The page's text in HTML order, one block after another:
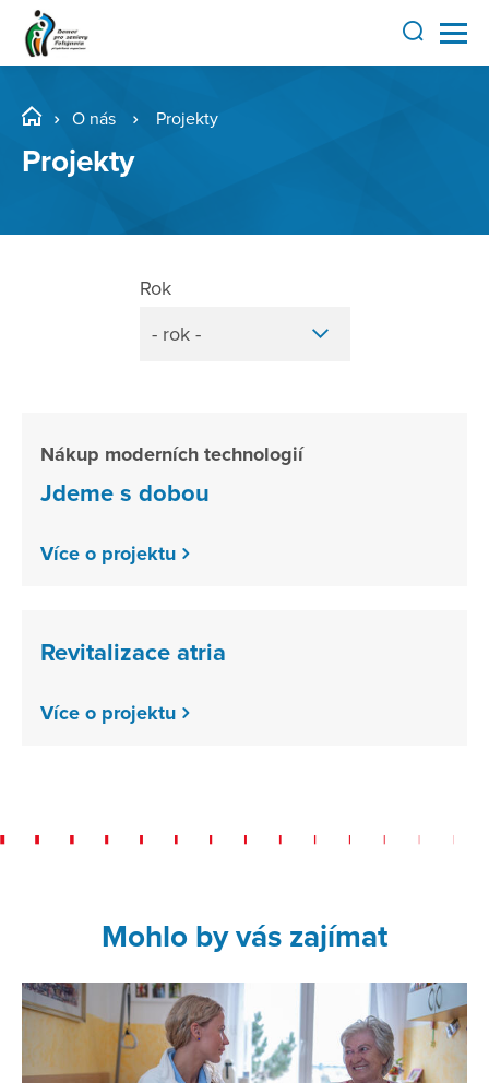
O nás Projekty
Projekty
Rok
- rok -
Nákup moderních technologií
Jdeme s dobou
Více o projektu
Revitalizace atria
Více o projektu
Mohlo by vás zajímat